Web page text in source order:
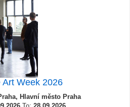
Art Week 2026
Hlavní město Praha